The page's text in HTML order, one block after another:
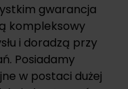
gwarancja
kompleksowy
i doradzą przy
Posiadamy
w postaci dużej